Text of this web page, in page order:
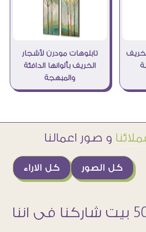
تابلوهات مودرن لأشجار
الخريف بألوانها الدافئة
والمبهجة
و صور اعمالنا
كل الاراء كل الصور
اكتر من 5000 بيت شاركنا فى اننا